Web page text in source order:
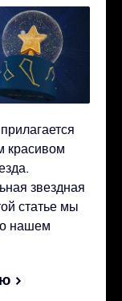
красивом
звездная
статье мы
о нашем